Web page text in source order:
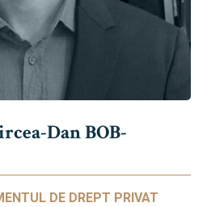
Dan BOB-
DE DREPT PRIVAT